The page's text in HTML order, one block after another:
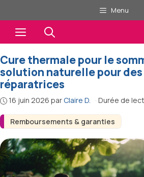
au
contenu
Menu
Menu
Remboursements & garanties
Cure thermale pour le
solution naturelle pour
réparatrices
16 juin 2026 par Claire D. · Durée de